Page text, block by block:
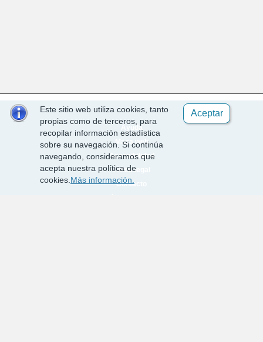
Aceptar
Este sitio web utiliza cookies, tanto
propias como de terceros, para
recopilar información estadística
sobre su navegación. Si continúa
navegando, consideramos que
acepta nuestra política de
cookies. Más información.
Ayuda
Mapa web
Accesibilidad
Aviso legal
Contacto